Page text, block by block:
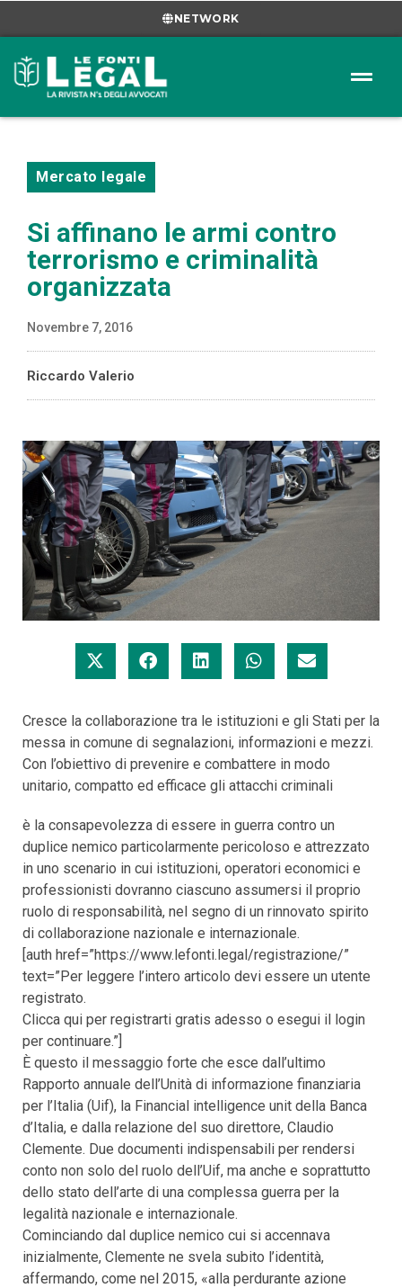
NETWORK
Mercato legale
Si affinano le armi contro
terrorismo e criminalità
organizzata
Novembre 7, 2016
Riccardo Valerio
Cresce la collaborazione tra le istituzioni e gli Stati per la
messa in comune di segnalazioni, informazioni e mezzi.
Con l’obiettivo di prevenire e combattere in modo
unitario, compatto ed efficace gli attacchi criminali
è la consapevolezza di essere in guerra contro un
duplice nemico particolarmente pericoloso e attrezzato
in uno scenario in cui istituzioni, operatori economici e
professionisti dovranno ciascuno assumersi il proprio
ruolo di responsabilità, nel segno di un rinnovato spirito
di collaborazione nazionale e internazionale.
[auth href=”https://www.lefonti.legal/registrazione/”
text=”Per leggere l’intero articolo devi essere un utente
registrato.
Clicca qui per registrarti gratis adesso o esegui il login
per continuare.”]
È questo il messaggio forte che esce dall’ultimo
Rapporto annuale dell’Unità di informazione finanziaria
per l’Italia (Uif), la Financial intelligence unit della Banca
d’Italia, e dalla relazione del suo direttore, Claudio
Clemente. Due documenti indispensabili per rendersi
conto non solo del ruolo dell’Uif, ma anche e soprattutto
dello stato dell’arte di una complessa guerra per la
legalità nazionale e internazionale.
Cominciando dal duplice nemico cui si accennava
inizialmente, Clemente ne svela subito l’identità,
affermando, come nel 2015, «alla perdurante azione